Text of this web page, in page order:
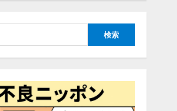
は26.8％。AI導入企業の
入・活用は「上手くいって
4
ナレッジワーク、AIエンジ
ニア油井 誠（@myui）が入
ントOS」「営業領域の業界
特化LLM」の開発とAI研究
開発をリード